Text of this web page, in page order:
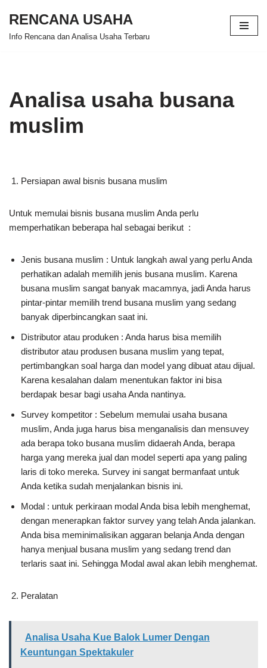
Skip
RENCANA USAHA
Info Rencana dan Analisa Usaha Terbaru
Analisa usaha busana
muslim
Persiapan awal bisnis busana muslim
Untuk memulai bisnis busana muslim Anda perlu
memperhatikan beberapa hal sebagai berikut :
Jenis busana muslim : Untuk langkah awal yang perlu Anda
perhatikan adalah memilih jenis busana muslim. Karena
busana muslim sangat banyak macamnya, jadi Anda harus
pintar-pintar memilih trend busana muslim yang sedang
banyak diperbincangkan saat ini.
Distributor atau produken : Anda harus bisa memilih
distributor atau produsen busana muslim yang tepat,
pertimbangkan soal harga dan model yang dibuat atau dijual.
Karena kesalahan dalam menentukan faktor ini bisa
berdapak besar bagi usaha Anda nantinya.
Survey kompetitor : Sebelum memulai usaha busana
muslim, Anda juga harus bisa menganalisis dan mensuvey
ada berapa toko busana muslim didaerah Anda, berapa
harga yang mereka jual dan model seperti apa yang paling
laris di toko mereka. Survey ini sangat bermanfaat untuk
Anda ketika sudah menjalankan bisnis ini.
Modal : untuk perkiraan modal Anda bisa lebih menghemat,
dengan menerapkan faktor survey yang telah Anda jalankan.
Anda bisa meminimalisikan aggaran belanja Anda dengan
hanya menjual busana muslim yang sedang trend dan
terlaris saat ini. Sehingga Modal awal akan lebih menghemat.
Peralatan
Analisa Usaha Kue Balok Lumer Dengan
Keuntungan Spektakuler